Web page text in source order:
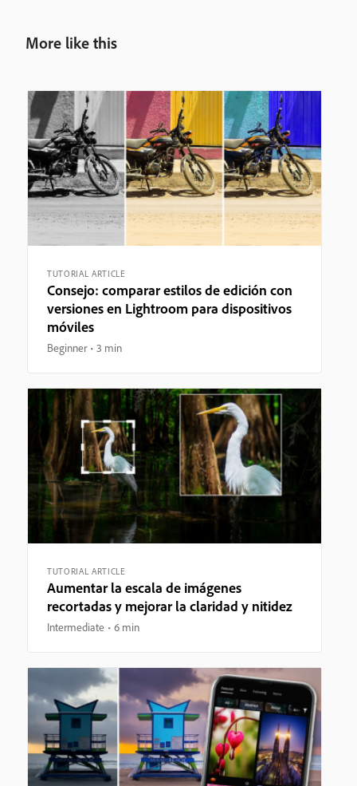
More like this
TUTORIAL ARTICLE
Consejo: comparar estilos de edición con
versiones en Lightroom para dispositivos
móviles
Beginner 3 min
TUTORIAL ARTICLE
Aumentar la escala de imágenes
recortadas y mejorar la claridad y nitidez
Intermediate 6 min